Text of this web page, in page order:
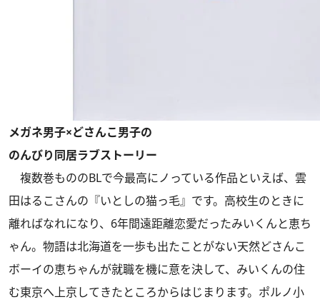
メガネ男子×どさんこ男子の
のんびり同居ラブストーリー
複数巻もののBLで今最高にノっている作品といえば、雲
田はるこさんの『いとしの猫っ毛』です。高校生のときに
離ればなれになり、6年間遠距離恋愛だったみいくんと恵ち
ゃん。物語は北海道を一歩も出たことがない天然どさんこ
ボーイの恵ちゃんが就職を機に意を決して、みいくんの住
む東京へ上京してきたところからはじまります。ポルノ小